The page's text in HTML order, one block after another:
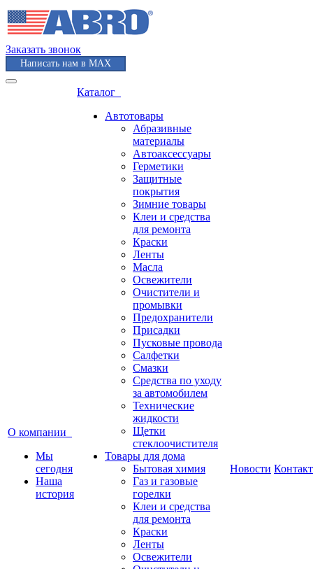
Заказать звонок
Написать нам в MAX
О компании
Мы
сегодня
Наша
история
Каталог
Автотовары
Абразивные
материалы
Автоаксессуары
Герметики
Защитные
покрытия
Зимние товары
Клеи и средства
для ремонта
Краски
Ленты
Масла
Освежители
Очистители и
промывки
Предохранители
Присадки
Пусковые провода
Салфетки
Смазки
Средства по уходу
за автомобилем
Технические
жидкости
Щетки
стеклоочистителя
Товары для дома
Бытовая химия
Газ и газовые
горелки
Клеи и средства
для ремонта
Краски
Ленты
Освежители
Новости